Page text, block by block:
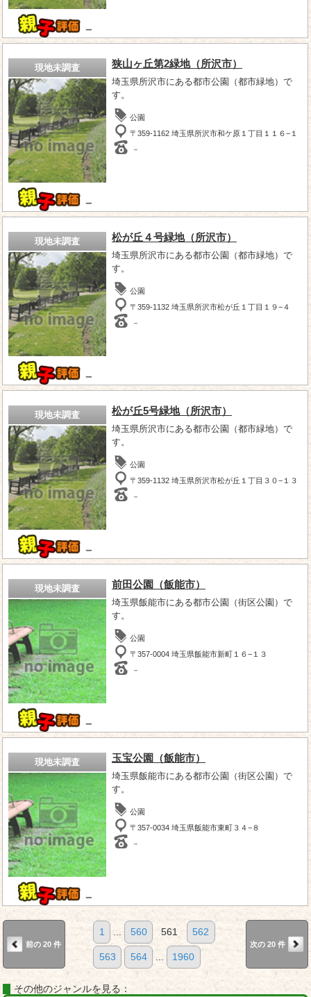
－
現地未調査
－
狭山ヶ丘第2緑地（所沢市）
埼玉県所沢市にある都市公園（都市緑地）で
す。
公園
〒359-1162 埼玉県所沢市和ケ原１丁目１１６−１
－
現地未調査
－
松が丘４号緑地（所沢市）
埼玉県所沢市にある都市公園（都市緑地）で
す。
公園
〒359-1132 埼玉県所沢市松が丘１丁目１９−４
－
現地未調査
－
松が丘5号緑地（所沢市）
埼玉県所沢市にある都市公園（都市緑地）で
す。
公園
〒359-1132 埼玉県所沢市松が丘１丁目３０−１３
－
現地未調査
－
前田公園（飯能市）
埼玉県飯能市にある都市公園（街区公園）で
す。
公園
〒357-0004 埼玉県飯能市新町１６−１３
－
現地未調査
－
玉宝公園（飯能市）
埼玉県飯能市にある都市公園（街区公園）で
す。
公園
〒357-0034 埼玉県飯能市東町３４−８
－
前の 20 件
1 ... 560 561 562
563 564 ... 1960
次の 20 件
その他のジャンルを見る：